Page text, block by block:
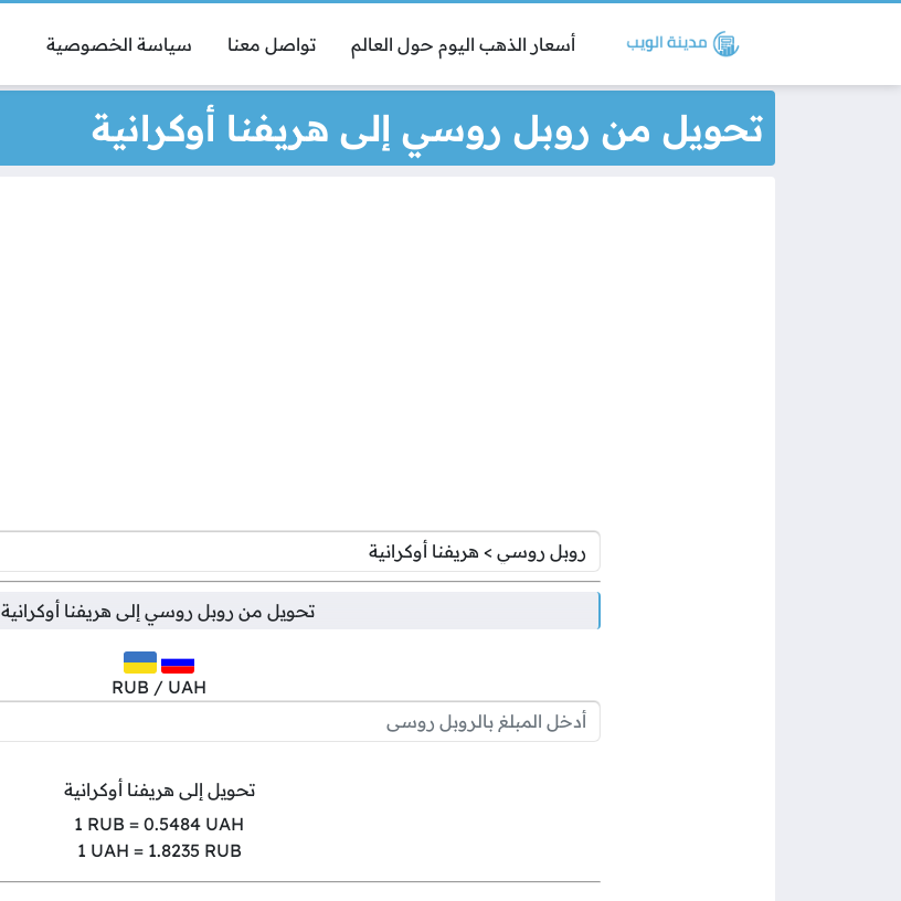
أسعار الذهب اليوم حول العالم تواصل معنا سياسة الخصوصية
تحويل من روبل روسي إلى هريفنا أوكرانية
تحويل من روبل روسي إلى هريفنا أوكرانية
RUB / UAH
تحويل إلى هريفنا أوكرانية
1 RUB = 0.5484 UAH
1 UAH = 1.8235 RUB